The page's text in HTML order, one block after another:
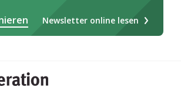
Newsletter online lesen